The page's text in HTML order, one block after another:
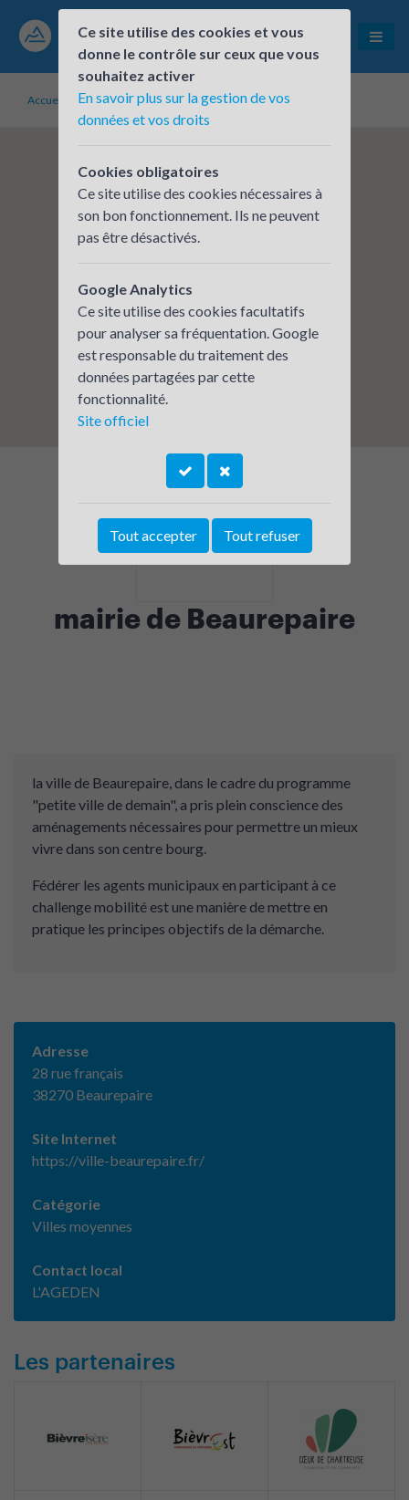
Accueil Établissements inscrits mairie de Beaurepaire
mairie de Beaurepaire
la ville de Beaurepaire, dans le cadre du programme
"petite ville de demain", a pris plein conscience des
aménagements nécessaires pour permettre un mieux
vivre dans son centre bourg.
Fédérer les agents municipaux en participant à ce
challenge mobilité est une manière de mettre en
pratique les principes objectifs de la démarche.
Adresse
28 rue français
38270 Beaurepaire
Site Internet
https://ville-beaurepaire.fr/
Catégorie
Villes moyennes
Contact local
L'AGEDEN
Les partenaires
Ce site utilise des cookies et vous
donne le contrôle sur ceux que vous
souhaitez activer
En savoir plus sur la gestion de vos
données et vos droits
Cookies obligatoires
Ce site utilise des cookies nécessaires à
son bon fonctionnement. Ils ne peuvent
pas être désactivés.
Google Analytics
Ce site utilise des cookies facultatifs
pour analyser sa fréquentation. Google
est responsable du traitement des
données partagées par cette
fonctionnalité.
Site officiel
Tout accepter Tout refuser